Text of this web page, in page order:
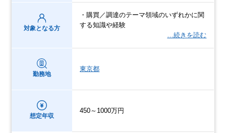
対象となる方
・購買／調達のテーマ領域のいずれかに関
する知識や経験
…続きを読む
勤務地
東京都
想定年収
450～1000万円